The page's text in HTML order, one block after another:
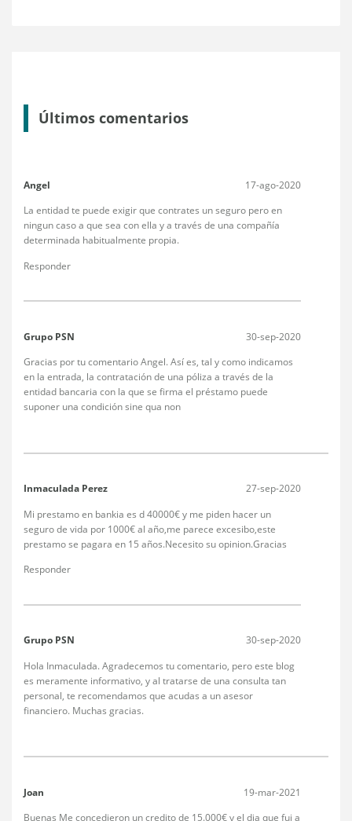
Últimos comentarios
Angel 17-ago-2020
La entidad te puede exigir que contrates un seguro pero en
ningun caso a que sea con ella y a través de una compañía
determinada habitualmente propia.
Responder
Grupo PSN 30-sep-2020
Gracias por tu comentario Angel. Así es, tal y como indicamos
en la entrada, la contratación de una póliza a través de la
entidad bancaria con la que se firma el préstamo puede
suponer una condición sine qua non
Inmaculada Perez 27-sep-2020
Mi prestamo en bankia es d 40000€ y me piden hacer un
seguro de vida por 1000€ al año,me parece excesibo,este
prestamo se pagara en 15 años.Necesito su opinion.Gracias
Responder
Grupo PSN 30-sep-2020
Hola Inmaculada. Agradecemos tu comentario, pero este blog
es meramente informativo, y al tratarse de una consulta tan
personal, te recomendamos que acudas a un asesor
financiero. Muchas gracias.
Joan 19-mar-2021
Buenas Me concedieron un credito de 15.000€ y el dia que fui a